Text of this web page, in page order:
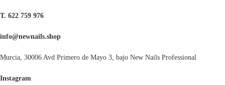
T. 622 759 976
info@newnails.shop
Murcia, 30006 Avd Primero de Mayo 3, bajo New Nails Professional
Instagram